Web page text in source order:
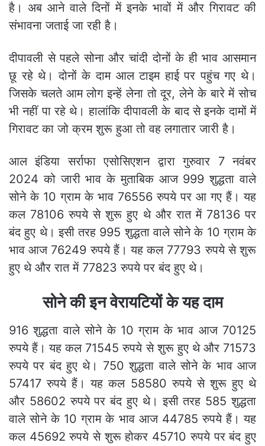
है। अब आने वाले दिनों में इनके भावों में और गिरावट की
संभावना जताई जा रही है।
दीपावली से पहले सोना और चांदी दोनों के ही भाव आसमान
छू रहे थे। दोनों के दाम आल टाइम हाई पर पहुंच गए थे।
जिसके चलते आम लोग इन्हें लेना तो दूर, लेने के बारे में सोच
भी नहीं पा रहे थे। हालांकि दीपावली के बाद से इनके दामों में
गिरावट का जो क्रम शुरू हुआ तो वह लगातार जारी है।
आल इंडिया सर्राफा एसोसिएशन द्वारा गुरुवार 7 नवंबर
2024 को जारी भाव के मुताबिक आज 999 शुद्धता वाले
सोने के 10 ग्राम के भाव 76556 रुपये पर आ गए हैं। यह
कल 78106 रुपये से शुरू हुए थे और रात में 78136 पर
बंद हुए थे। इसी तरह 995 शुद्धता वाले सोने के 10 ग्राम के
भाव आज 76249 रुपये हैं। यह कल 77793 रुपये से शुरू
हुए थे और रात में 77823 रुपये पर बंद हुए थे।
सोने की इन वेरायटियों के यह दाम
916 शुद्धता वाले सोने के 10 ग्राम के भाव आज 70125
रुपये हैं। यह कल 71545 रुपये से शुरू हुए थे और 71573
रुपये पर बंद हुए थे। 750 शुद्धता वाले सोने के भाव आज
57417 रुपये हैं। यह कल 58580 रुपये से शुरू हुए थे
और 58602 रुपये पर बंद हुए थे। इसी तरह 585 शुद्धता
वाले सोने के 10 ग्राम के भाव आज 44785 रुपये हैं। यह
कल 45692 रुपये से शुरू होकर 45710 रुपये पर बंद हुए